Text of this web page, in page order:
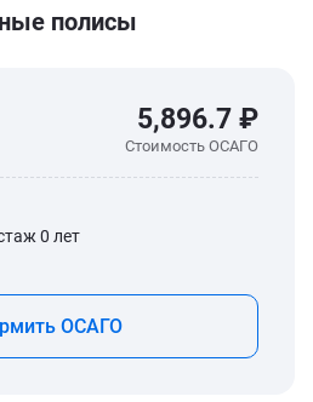
полисы
5,896.7 ₽
Стоимость ОСАГО
0 лет
ОСАГО